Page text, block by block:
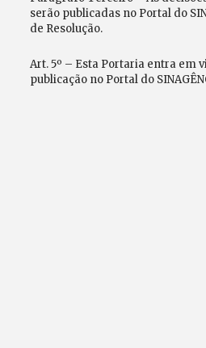
serão publicadas no Portal do
de Resolução.
Art. 5º – Esta Portaria entra em
publicação no Portal do